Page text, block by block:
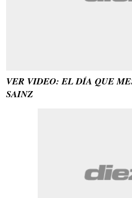
VER VIDEO: EL DÍA QUE
SAINZ